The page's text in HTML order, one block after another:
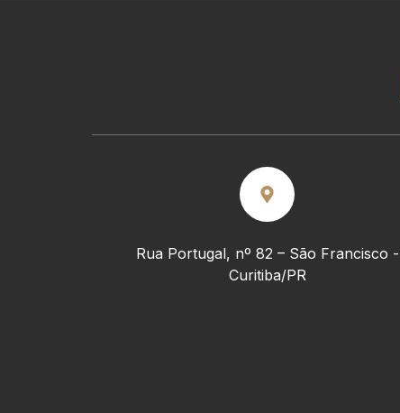
Rua Portugal, nº 82 – São Francisco -
Curitiba/PR